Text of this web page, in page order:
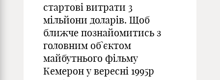
стартові витрати 3
мільйони доларів. Щоб
ближче познайомитись з
головним об`єктом
майбутнього фільму
Кемерон у вересні 1995р